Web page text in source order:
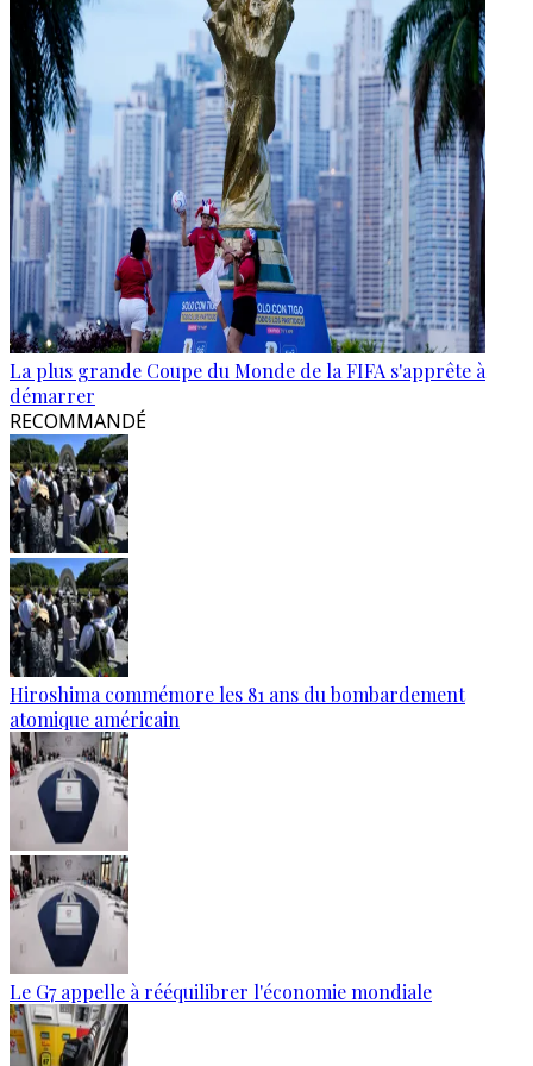
La plus grande Coupe du Monde de la FIFA s'apprête à
démarrer
RECOMMANDÉ
Hiroshima commémore les 81 ans du bombardement
atomique américain
Le G7 appelle à rééquilibrer l'économie mondiale